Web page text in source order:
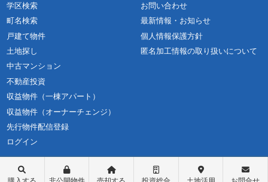
学区検索
町名検索
戸建て物件
土地探し
中古マンション
不動産投資
収益物件（一棟アパート）
収益物件（オーナーチェンジ）
先行物件配信登録
ログイン
お問い合わせ
最新情報・お知らせ
個人情報保護方針
匿名加工情報の取り扱いについて